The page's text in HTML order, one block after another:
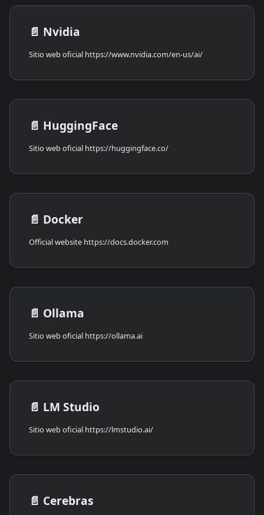
📄️ Nvidia
Sitio web oficial https://www.nvidia.com/en-us/ai/
📄️ HuggingFace
Sitio web oficial https://huggingface.co/
📄️ Docker
Official website https://docs.docker.com
📄️ Ollama
Sitio web oficial https://ollama.ai
📄️ LM Studio
Sitio web oficial https://lmstudio.ai/
📄️ Cerebras